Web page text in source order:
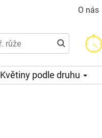
O nás
Květiny podle druhu